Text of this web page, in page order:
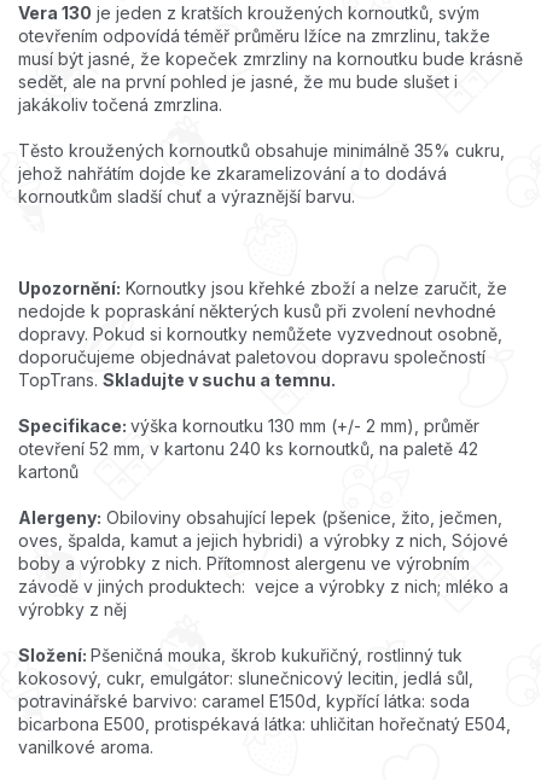
Vera 130 je jeden z kratších kroužených kornoutků, svým
otevřením odpovídá téměř průměru lžíce na zmrzlinu, takže
musí být jasné, že kopeček zmrzliny na kornoutku bude krásně
sedět, ale na první pohled je jasné, že mu bude slušet i
jakákoliv točená zmrzlina.
Těsto kroužených kornoutků obsahuje minimálně 35% cukru,
jehož nahřátím dojde ke zkaramelizování a to dodává
kornoutkům sladší chuť a výraznější barvu.
Upozornění: Kornoutky jsou křehké zboží a nelze zaručit, že
nedojde k popraskání některých kusů při zvolení nevhodné
dopravy. Pokud si kornoutky nemůžete vyzvednout osobně,
doporučujeme objednávat paletovou dopravu společností
TopTrans. Skladujte v suchu a temnu.
Specifikace: výška kornoutku 130 mm (+/- 2 mm), průměr
otevření 52 mm, v kartonu 240 ks kornoutků, na paletě 42
kartonů
Alergeny: Obiloviny obsahující lepek (pšenice, žito, ječmen,
oves, špalda, kamut a jejich hybridi) a výrobky z nich, Sójové
boby a výrobky z nich. Přítomnost alergenu ve výrobním
závodě v jiných produktech: vejce a výrobky z nich; mléko a
výrobky z něj
Složení: Pšeničná mouka, škrob kukuřičný, rostlinný tuk
kokosový, cukr, emulgátor: slunečnicový lecitin, jedlá sůl,
potravinářské barvivo: caramel E150d, kypřící látka: soda
bicarbona E500, protispékavá látka: uhličitan hořečnatý E504,
vanilkové aroma.